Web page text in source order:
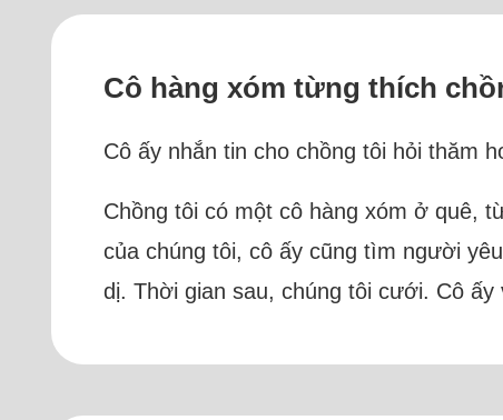
Cô hàng xóm từng thích
Cô ấy nhắn tin cho chồng tôi hỏi thăm
Chồng tôi có một cô hàng xóm ở quê,
của chúng tôi, cô ấy cũng tìm người
dị. Thời gian sau, chúng tôi cưới. Cô ấy